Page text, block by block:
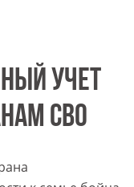
УЧЕТ
СВО